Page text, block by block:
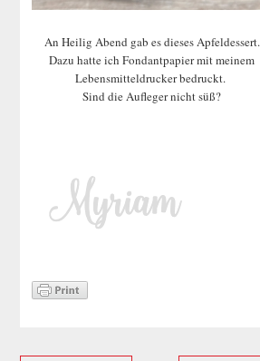
An Heilig Abend gab es dieses Apfeldessert.
Dazu hatte ich Fondantpapier mit meinem
Lebensmitteldrucker bedruckt.
Sind die Aufleger nicht süß?